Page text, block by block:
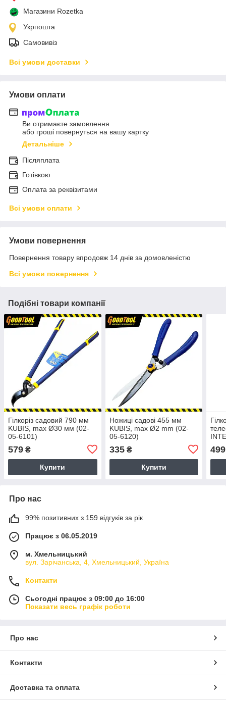
Магазини Rozetka
Укрпошта
Самовивіз
Всі умови доставки
Умови оплати
Ви отримаєте замовлення
або гроші повернуться на вашу картку
Детальніше
Післяплата
Готівкою
Оплата за реквізитами
Всі умови оплати
Умови повернення
Повернення товару впродовж 14 днів за домовленістю
Всі умови повернення
Подібні товари компанії
Гілкоріз садовий 790 мм
KUBIS, max Ø30 мм (02-
05-6101)
579 ₴
Купити
Ножиці садові 455 мм
KUBIS, max Ø2 mm (02-
05-6120)
335₴
Купити
499
Про нас
99% позитивних з 159 відгуків за рік
Працює з 06.05.2019
м. Хмельницький
вул. Зарічанська, 4, Хмельницький, Україна
Контакти
Сьогодні працює з 09:00 до 16:00
Показати весь графік роботи
Про нас
Контакти
Доставка та оплата